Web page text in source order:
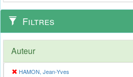
Filtres
Auteur
HAMON, Jean-Yves